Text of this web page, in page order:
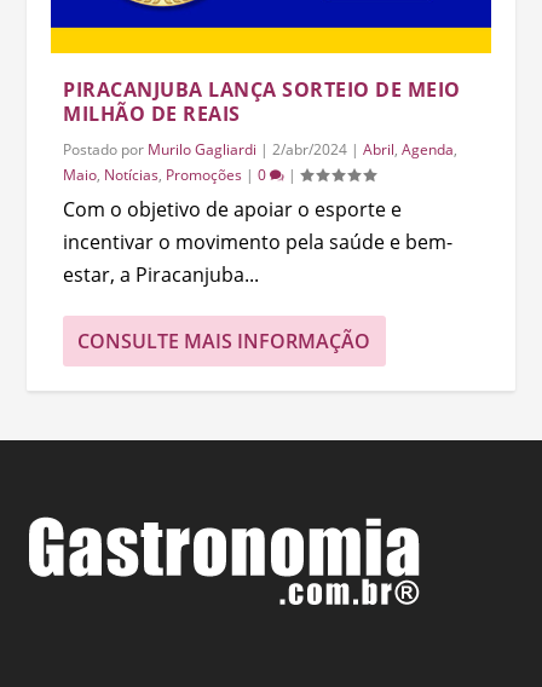
PIRACANJUBA LANÇA SORTEIO DE MEIO
MILHÃO DE REAIS
Postado por Murilo Gagliardi |2/abr/2024 |Abril,Agenda,
Maio, Notícias, Promoções |0 |
Com o objetivo de apoiar o esporte e
incentivar o movimento pela saúde e bem-
estar, a Piracanjuba...
CONSULTE MAIS INFORMAÇÃO